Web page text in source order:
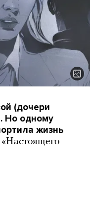
(дочери
Но одному
жизнь